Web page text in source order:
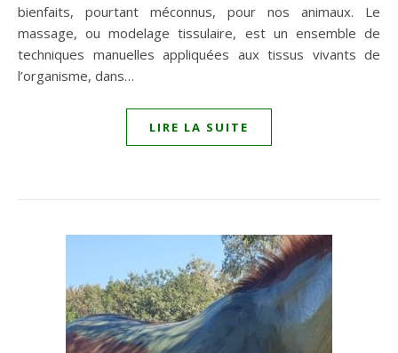
bienfaits, pourtant méconnus, pour nos animaux. Le
massage, ou modelage tissulaire, est un ensemble de
techniques manuelles appliquées aux tissus vivants de
l’organisme, dans…
LIRE LA SUITE